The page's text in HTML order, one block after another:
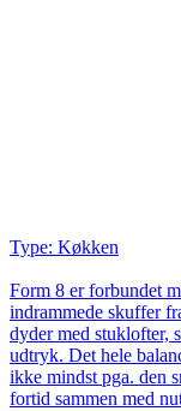
Type: Køkken
Form 8 er forbundet
indrammede skuffer
dyder med stuklofter,
udtryk. Det hele
ikke mindst pga. den
fortid sammen med